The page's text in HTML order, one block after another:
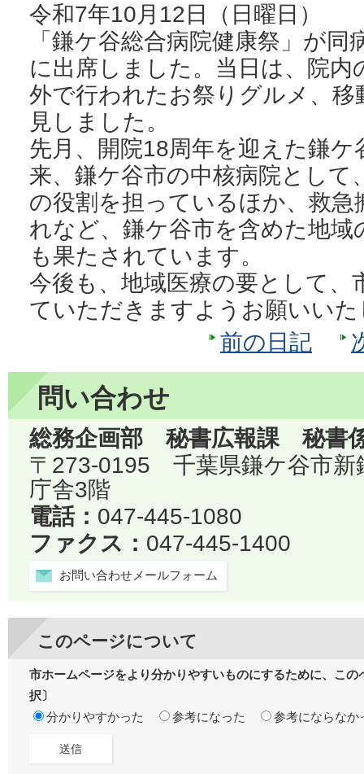
令和7年10月12日（日曜日）
「鎌ケ谷総合病院健康祭」が
に出席しました。当日は、院内
外で行われたお祭りグルメ、
見しました。
先月、開院18周年を迎えた鎌ケ
来、鎌ケ谷市の中核病院として
の役割を担っているほか、救急
れなど、鎌ケ谷市を含めた地
も果たされています。
今後も、地域医療の要として、
ていただきますようお願いい
前の日記
問い合わせ
総務企画部 秘書広報課 秘書
〒273-0195 千葉県鎌ケ谷市
庁舎3階
電話： 047-445-1080
ファクス： 047-445-1400
お問い合わせメールフォーム
このページについて
市ホームページをより分かりやすいものにするために、こ
択〕
分かりやすかった
参考になった 参考にならなか